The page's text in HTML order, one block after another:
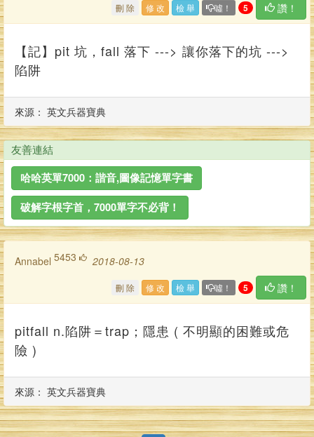
刪 除 修 改 檢 舉 噓！ 5 讚！
【記】pit 坑，fall 落下 ---> 讓你落下的坑 --->
陷阱
來源： 英文兵器寶典
友善連結
哈哈英單7000：諧音,圖像記憶單字書
破解字根字首，7000單字不必背！
annabel 5453 2018-08-13
刪 除 修 改 檢 舉 噓！ 5 讚！
pitfall n.陷阱＝trap；隱患 ( 不明顯的困難或危
險 )
來源： 英文兵器寶典